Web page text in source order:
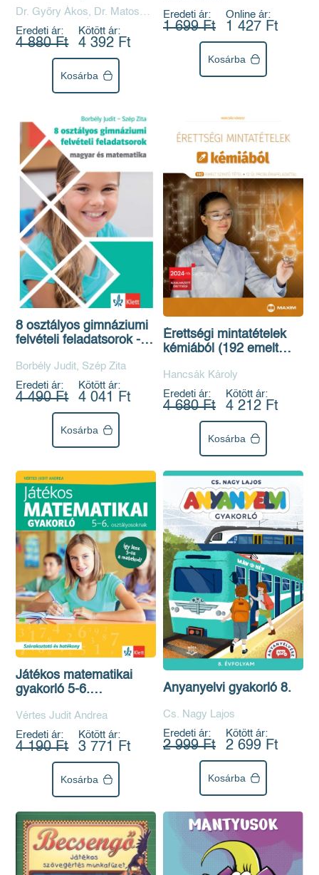
írásbeli középszintű
feladatsor)
Dr. Győry Ákos, Dr. Matos
Zoltán, Gyuris Ágota
Eredeti ár:
4 880 Ft
Kötött ár:
4 392 Ft
Kosárba
Eredeti ár:
1 699 Ft
Online ár:
1 427 Ft
Kosárba
8 osztályos gimnáziumi
felvételi feladatsorok -
Borbély Judit, Szép Zita
Eredeti ár:
4 490 Ft
Kötött ár:
4 041 Ft
Kosárba
Érettségi mintatételek
kémiából (192 emelt
érvényes
Hancsák Károly
Eredeti ár:
4 680 Ft
Kötött ár:
4 212 Ft
Kosárba
Játékos matematikai
gyakorló 5-6.
Vértes Judit Andrea
Eredeti ár:
4 190 Ft
Kötött ár:
3 771 Ft
Kosárba
Anyanyelvi gyakorló 8.
Cs. Nagy Lajos
Eredeti ár:
2 999 Ft
Kötött ár:
2 699 Ft
Kosárba